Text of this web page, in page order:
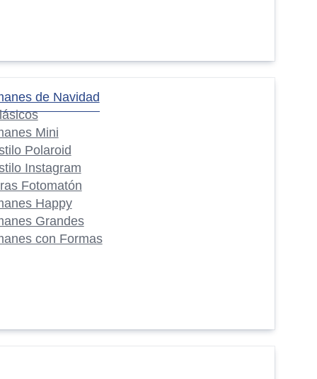
de Navidad
Mini
Polaroid
Instagram
Fotomatón
Happy
Grandes
con Formas